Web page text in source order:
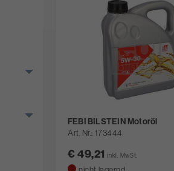
FEBI BILSTEIN Motoröl
Art. Nr. 173444
€ 49,21inkl. MwSt.